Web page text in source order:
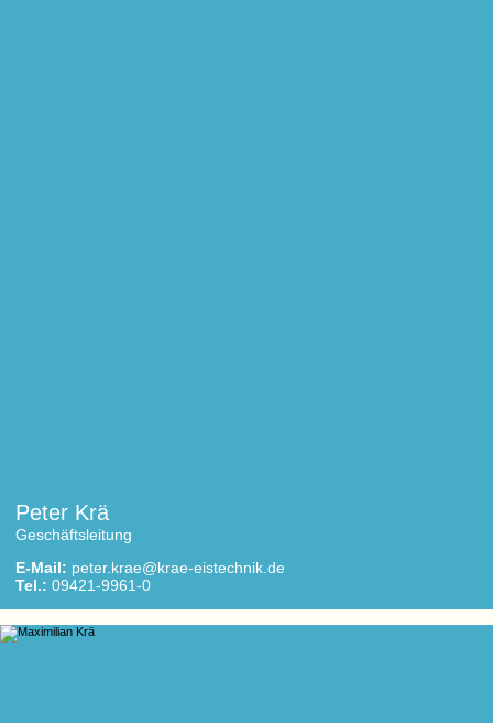
Peter Krä
Geschäftsleitung
E-Mail: peter.krae@krae-eistechnik.de
Tel.: 09421-9961-0